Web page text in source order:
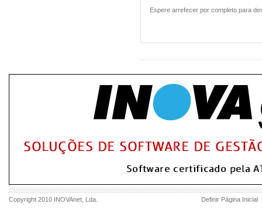
Espere arrefecer por completo para
Copyright 2010 INOVAnet , Lda. Definir Página Inicial